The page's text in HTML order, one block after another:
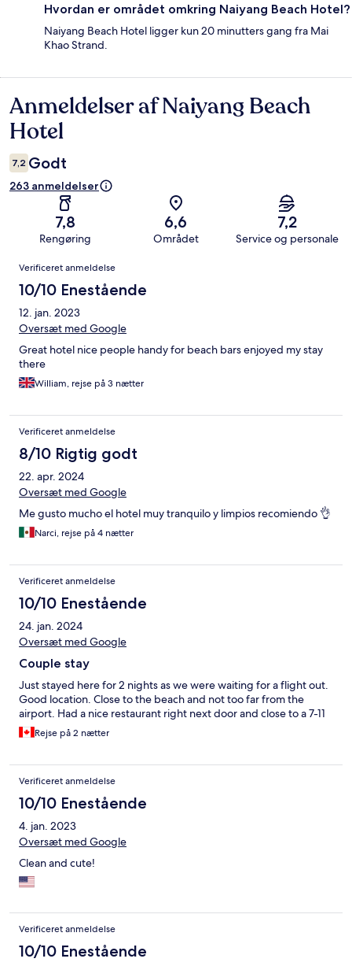
Hvordan er området omkring Naiyang Beach Hotel?
Naiyang Beach Hotel ligger kun 20 minutters gang fra Mai
Khao Strand.
Anmeldelser
Anmeldelser af Naiyang Beach
Hotel
7,2 Godt
263 anmeldelser
7,8
Rengøring
6,6
Området
7,2
Service og personale
Anmeldelser
Verificeret anmeldelse
10/10 Enestående
12. jan. 2023
Oversæt med Google
Great hotel nice people handy for beach bars enjoyed my stay
there
William, rejse på 3 nætter
Verificeret anmeldelse
8/10 Rigtig godt
22. apr. 2024
Oversæt med Google
Me gusto mucho el hotel muy tranquilo y limpios recomiendo 👌
Narci, rejse på 4 nætter
Verificeret anmeldelse
10/10 Enestående
24. jan. 2024
Oversæt med Google
Couple stay
Just stayed here for 2 nights as we were waiting for a flight out.
Good location. Close to the beach and not too far from the
airport. Had a nice restaurant right next door and close to a 7-11
Rejse på 2 nætter
Verificeret anmeldelse
10/10 Enestående
4. jan. 2023
Oversæt med Google
Clean and cute!
Verificeret anmeldelse
10/10 Enestående